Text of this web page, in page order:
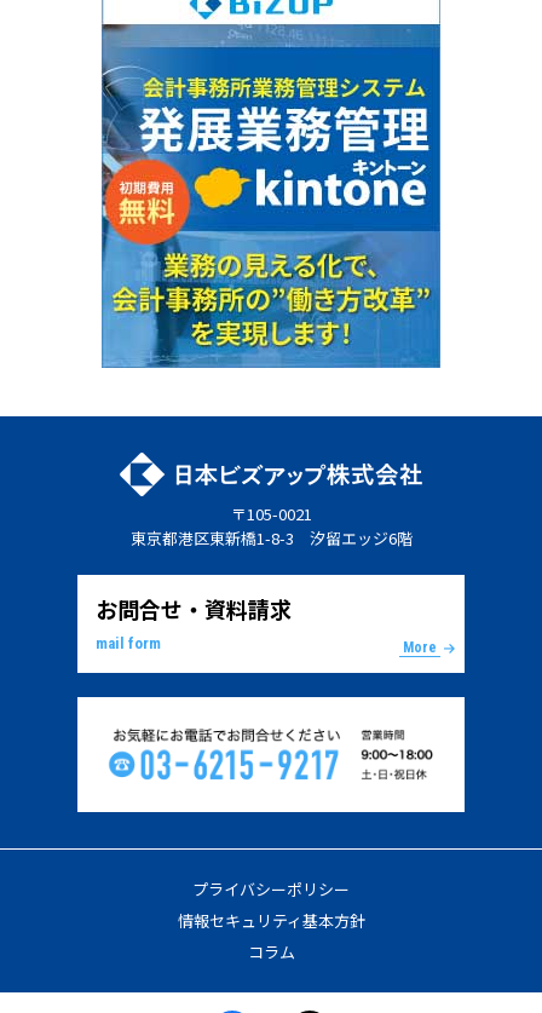
〒105-0021
東京都港区東新橋1-8-3 汐留エッジ6階
お問合せ・資料請求
mail form More
プライバシーポリシー
情報セキュリティ基本方針
コラム